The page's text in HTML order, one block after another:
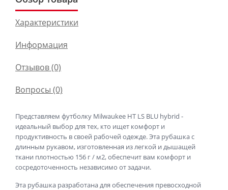
Характеристики
Информация
Отзывов (0)
Вопросы (0)
Представляем футболку Milwaukee HT LS BLU hybrid -
идеальный выбор для тех, кто ищет комфорт и
продуктивность в своей рабочей одежде. Эта рубашка с
длинным рукавом, изготовленная из легкой и дышащей
ткани плотностью 156 г / м2, обеспечит вам комфорт и
сосредоточенность независимо от задачи.
Эта рубашка разработана для обеспечения превосходной